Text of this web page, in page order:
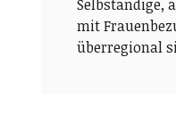
Selbständige,
mit
überregional